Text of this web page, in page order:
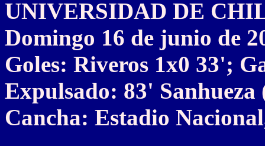
UNIVERSIDAD DE
Domingo 16 de junio de
Goles: Riveros 1x0 33';
Expulsado: 83' Sanhueza
Cancha: Estadio